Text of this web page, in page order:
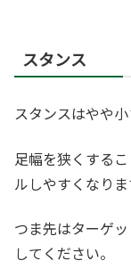
スタンス
スタンスはやや小
足幅を狭くする
ルしやすくなりま
つま先はターゲ
してください。